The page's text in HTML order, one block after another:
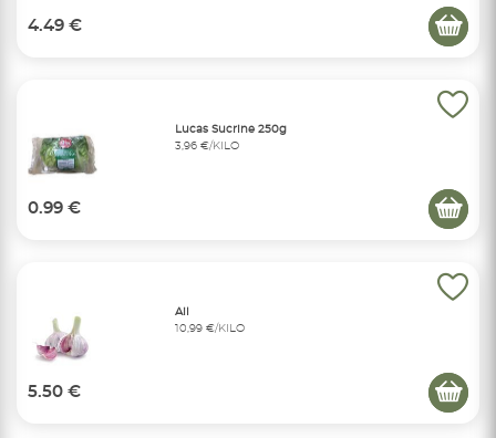
4.49 €
Lucas Sucrine 250g
3,96 €/KILO
0.99 €
Ail
10,99 €/KILO
5.50 €